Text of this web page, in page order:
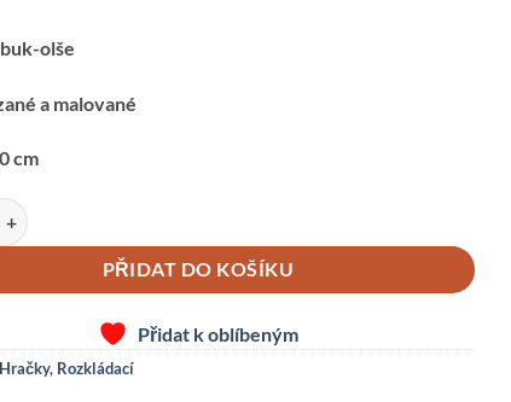
olše
a malované
cm
množství
PŘIDAT DO KOŠÍKU
Přidat k oblíbeným
Hračky, Rozkládací